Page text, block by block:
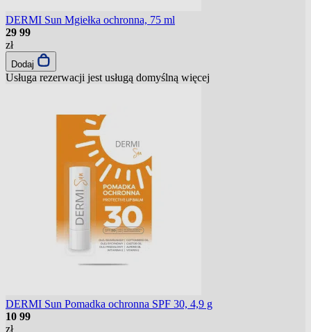
DERMI Sun Mgiełka ochronna, 75 ml
29 99
zł
Dodaj
Usługa rezerwacji jest usługą domyślną więcej
DERMI Sun Pomadka ochronna SPF 30, 4,9 g
10 99
zł